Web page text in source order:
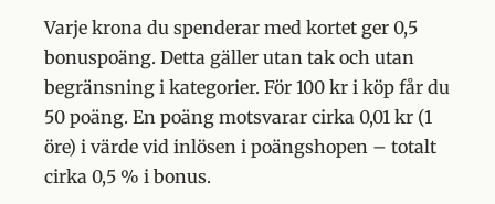
Varje krona du spenderar med kortet ger 0,5
bonuspoäng. Detta gäller utan tak och utan
begränsning i kategorier. För 100 kr i köp får du
50 poäng. En poäng motsvarar cirka 0,01 kr (1
öre) i värde vid inlösen i poängshopen – totalt
cirka 0,5 % i bonus.